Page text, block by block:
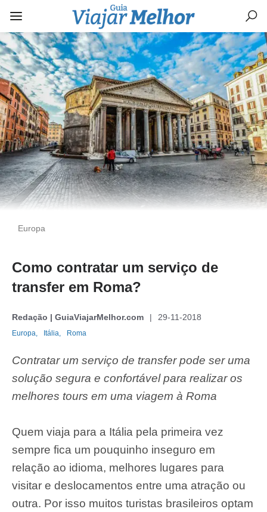
Europa
Como contratar um serviço de
transfer em Roma?
Redação | GuiaViajarMelhor.com 29-11-2018
Europa, Itália, Roma
Contratar um serviço de transfer pode ser uma
solução segura e confortável para realizar os
melhores tours em uma viagem à Roma
Quem viaja para a Itália pela primeira vez
sempre fica um pouquinho inseguro em
relação ao idioma, melhores lugares para
visitar e deslocamentos entre uma atração ou
outra. Por isso muitos turistas brasileiros optam